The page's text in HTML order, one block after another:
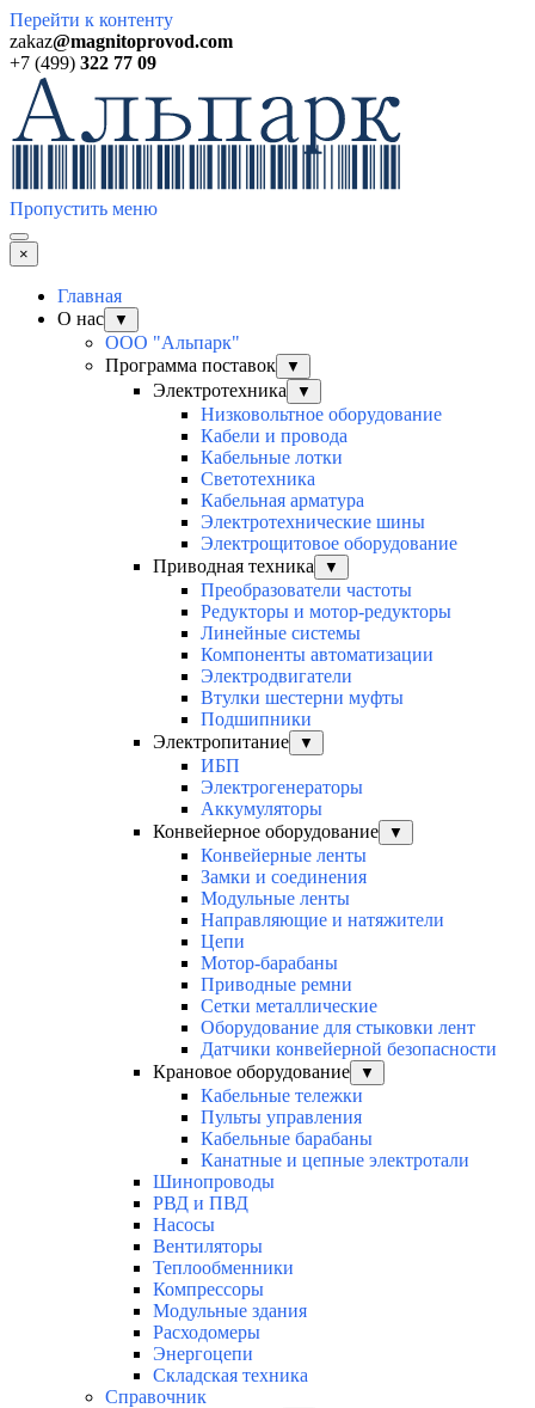
Перейти к контенту
zakaz@magnitoprovod.com
+7 (499) 322 77 09
Пропустить меню
×
Главная
О нас
▼
ООО "Альпарк"
Программа поставок
▼
Электротехника ▼
Низковольтное оборудование
Кабели и провода
Кабельные лотки
Светотехника
Кабельная арматура
Электротехнические шины
Электрощитовое оборудование
Приводная техника
▼
Преобразователи частоты
Редукторы и мотор-редукторы
Линейные системы
Компоненты автоматизации
Электродвигатели
Втулки шестерни муфты
Подшипники
Электропитание
▼
ИБП
Электрогенераторы
Аккумуляторы
Конвейерное оборудование
▼
Конвейерные ленты
Замки и соединения
Модульные ленты
Направляющие и натяжители
Цепи
Мотор-барабаны
Приводные ремни
Сетки металлические
Оборудование для стыковки лент
Датчики конвейерной безопасности
Крановое оборудование
▼
Кабельные тележки
Пульты управления
Кабельные барабаны
Канатные и цепные электротали
Шинопроводы
РВД и ПВД
Насосы
Вентиляторы
Теплообменники
Компрессоры
Модульные здания
Расходомеры
Энергоцепи
Складская техника
Справочник